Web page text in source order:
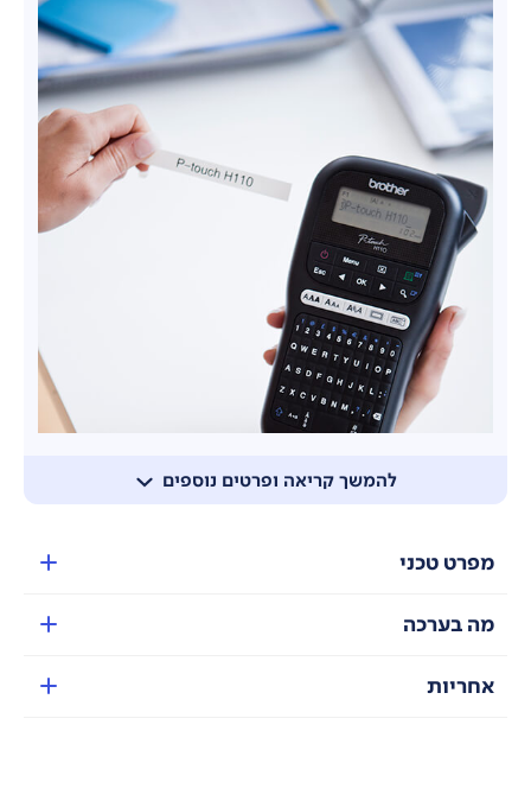
להמשך קריאה ופרטים נוספים
מפרט טכני
מה בערכה
אחריות